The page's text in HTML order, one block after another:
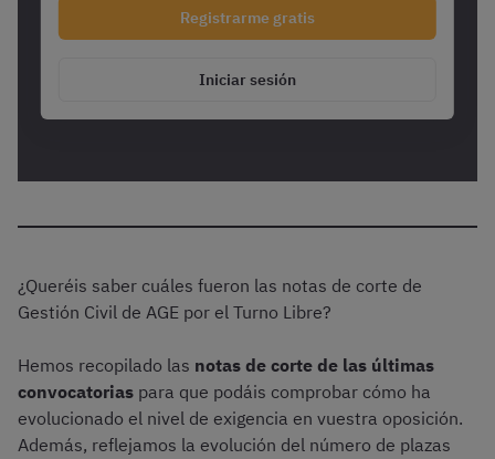
Registrarme gratis
Iniciar sesión
¿Queréis saber cuáles fueron las notas de corte de
Gestión Civil de AGE por el Turno Libre?
Hemos recopilado las notas de corte de las últimas
convocatorias para que podáis comprobar cómo ha
evolucionado el nivel de exigencia en vuestra oposición.
Además, reflejamos la evolución del número de plazas